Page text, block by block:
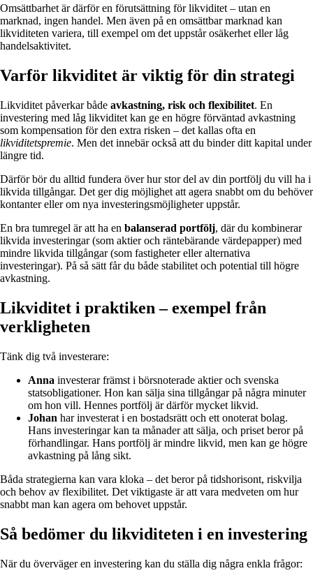
Omsättbarhet är därför en förutsättning för likviditet – utan en
marknad, ingen handel. Men även på en omsättbar marknad kan
likviditeten variera, till exempel om det uppstår osäkerhet eller låg
handelsaktivitet.
Varför likviditet är viktig för din strategi
Likviditet påverkar både avkastning, risk och flexibilitet. En
investering med låg likviditet kan ge en högre förväntad avkastning
som kompensation för den extra risken – det kallas ofta en
likviditetspremie. Men det innebär också att du binder ditt kapital under
längre tid.
Därför bör du alltid fundera över hur stor del av din portfölj du vill ha i
likvida tillgångar. Det ger dig möjlighet att agera snabbt om du behöver
kontanter eller om nya investeringsmöjligheter uppstår.
En bra tumregel är att ha en balanserad portfölj, där du kombinerar
likvida investeringar (som aktier och räntebärande värdepapper) med
mindre likvida tillgångar (som fastigheter eller alternativa
investeringar). På så sätt får du både stabilitet och potential till högre
avkastning.
Likviditet i praktiken – exempel från
verkligheten
Tänk dig två investerare:
Anna investerar främst i börsnoterade aktier och svenska
statsobligationer. Hon kan sälja sina tillgångar på några minuter
om hon vill. Hennes portfölj är därför mycket likvid.
Johan har investerat i en bostadsrätt och ett onoterat bolag.
Hans investeringar kan ta månader att sälja, och priset beror på
förhandlingar. Hans portfölj är mindre likvid, men kan ge högre
avkastning på lång sikt.
Båda strategierna kan vara kloka – det beror på tidshorisont, riskvilja
och behov av flexibilitet. Det viktigaste är att vara medveten om hur
snabbt man kan agera om behovet uppstår.
Så bedömer du likviditeten i en investering
När du överväger en investering kan du ställa dig några enkla frågor: